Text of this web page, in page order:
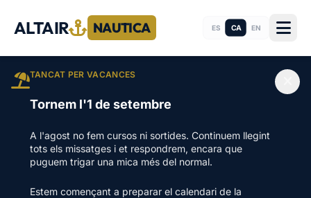
ALTAIR NAUTICA ES CA EN
TANCAT PER VACANCES
Tornem l'1 de setembre
A l'agost no fem cursos ni sortides. Continuem llegint
tots els missatges i et respondrem, encara que
puguem trigar una mica més del normal.
Estem començant a preparar el calendari de la